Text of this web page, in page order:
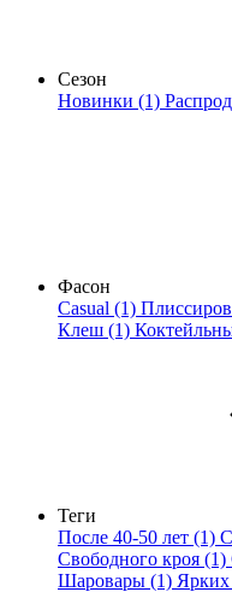
Сезон
Новинки (1)
Фасон
Casual (1)
Клеш (1)
Теги
После 40-50 лет (1)
Свободного кроя (1)
Шаровары (1) Ярких